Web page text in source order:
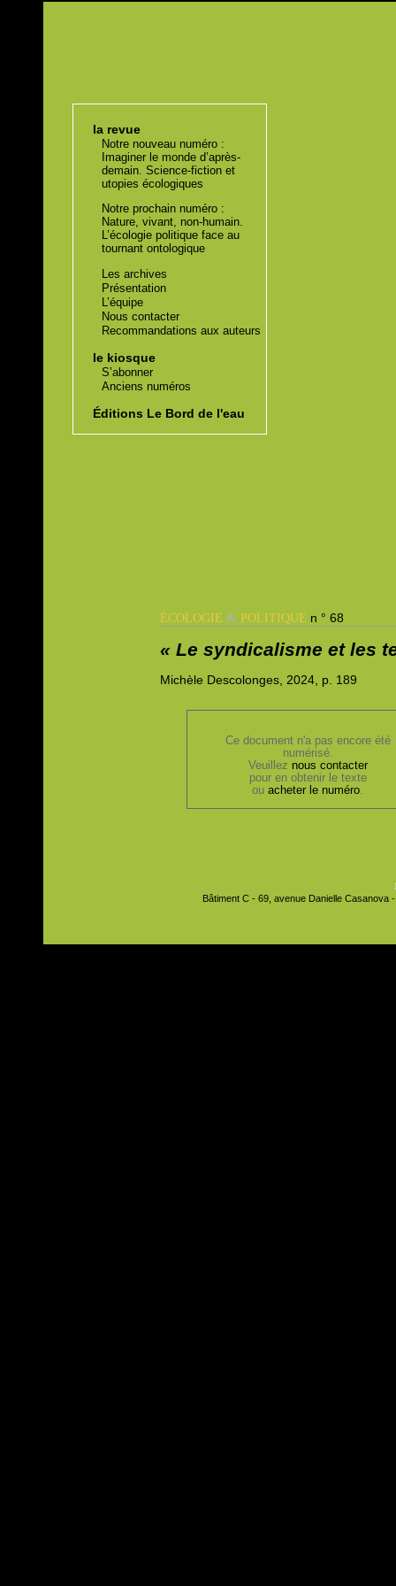
la revue
Notre nouveau numéro :
Imaginer le monde d’après-
demain. Science-fiction et
utopies écologiques
Notre prochain numéro :
Nature, vivant, non-humain.
L’écologie politique face au
tournant ontologique
Les archives
Présentation
L’équipe
Nous contacter
Recommandations aux auteurs
le kiosque
S’abonner
Anciens numéros
Éditions Le Bord de l'eau
ÉCOLOGIE& POLITIQUE n ° 68
« Le syndicalisme et les
Michèle Descolonges, 2024, p. 189
Ce document n'a pas encore été
numérisé.
Veuillez nous contacter
pour en obtenir le texte
ouacheter le numéro.
Bâtiment C - 69, avenue Danielle